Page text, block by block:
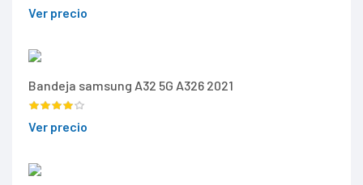
Ver precio
Bandeja samsung A32 5G A326 2021
Ver precio